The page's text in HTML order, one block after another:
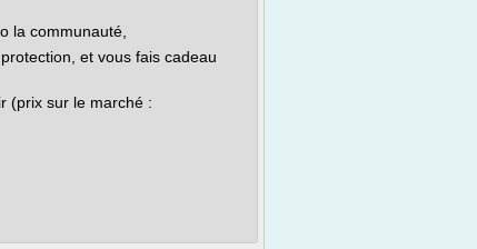
la communauté,
et vous fais cadeau
(prix sur le marché :